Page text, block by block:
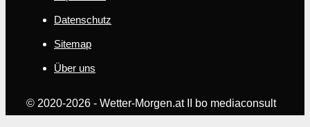
Datenschutz
Sitemap
Über uns
© 2020-2026 - Wetter-Morgen.at II bo mediaconsult